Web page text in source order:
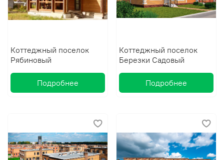
Коттеджный поселок
Рябиновый
Подробнее
Коттеджный поселок
Березки Садовый
Подробнее